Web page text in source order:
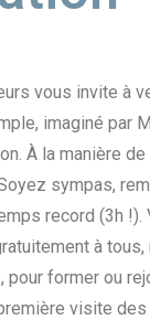
vous invite à
imaginé par
À la manière
sympas,
record (3h
à
pour former ou
visite